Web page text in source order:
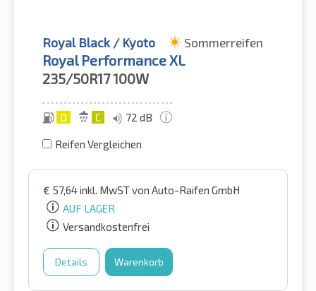
Royal Black / Kyoto Sommerreifen
Royal Performance XL
235/50R17100W
D C 72 dB
Reifen Vergleichen
€ 57,64inkl. MwSTvon Auto-Raifen GmbH
AUF LAGER
Versandkostenfrei
Details Warenkorb